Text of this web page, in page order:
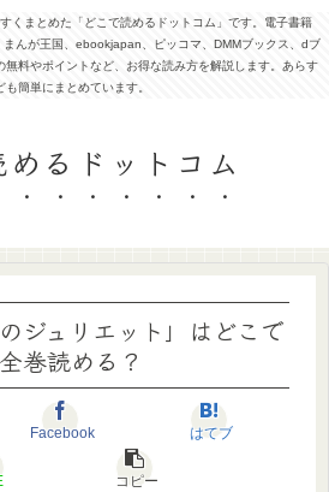
くまとめた「どこで読めるドットコム」です。電子書籍
まんが王国、ebookjapan、ピッコマ、DMMブックス、dブ
料やポイントなど、お得な読み方を解説します。あらす
も簡単にまとめています。
めるドットコム
ジュリエット」はどこで
巻読める？
Facebook はてブ
コピー